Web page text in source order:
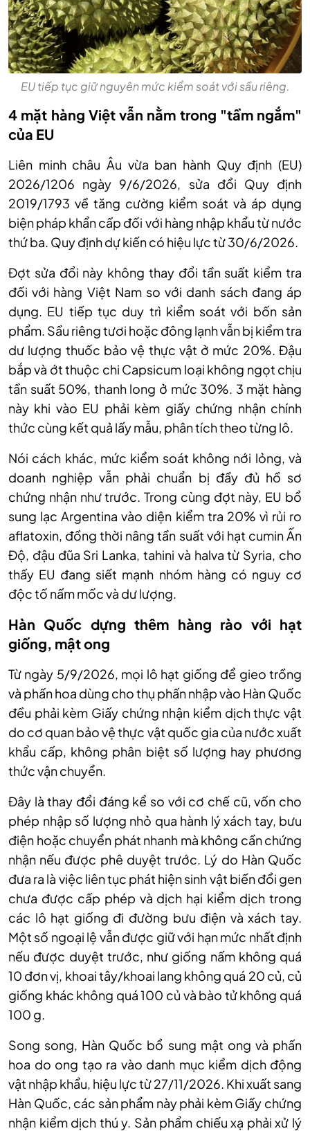
EU tiếp tục giữ nguyên mức kiểm soát với sầu riêng.
4 mặt hàng Việt vẫn nằm trong "tầm ngắm"
của EU
Liên minh châu Âu vừa ban hành Quy định (EU)
2026/1206 ngày 9/6/2026, sửa đổi Quy định
2019/1793 về tăng cường kiểm soát và áp dụng
biện pháp khẩn cấp đối với hàng nhập khẩu từ nước
thứ ba. Quy định dự kiến có hiệu lực từ 30/6/2026.
Đợt sửa đổi này không thay đổi tần suất kiểm tra
đối với hàng Việt Nam so với danh sách đang áp
dụng. EU tiếp tục duy trì kiểm soát với bốn sản
phẩm. Sầu riêng tươi hoặc đông lạnh vẫn bị kiểm tra
dư lượng thuốc bảo vệ thực vật ở mức 20%. Đậu
bắp và ớt thuộc chi Capsicum loại không ngọt chịu
tần suất 50%, thanh long ở mức 30%. 3 mặt hàng
này khi vào EU phải kèm giấy chứng nhận chính
thức cùng kết quả lấy mẫu, phân tích theo từng lô.
Nói cách khác, mức kiểm soát không nới lỏng, và
doanh nghiệp vẫn phải chuẩn bị đầy đủ hồ sơ
chứng nhận như trước. Trong cùng đợt này, EU bổ
sung lạc Argentina vào diện kiểm tra 20% vì rủi ro
aflatoxin, đồng thời nâng tần suất với hạt cumin Ấn
Độ, đậu đũa Sri Lanka, tahini và halva từ Syria, cho
thấy EU đang siết mạnh nhóm hàng có nguy cơ
độc tố nấm mốc và dư lượng.
Hàn Quốc dựng thêm hàng rào với hạt
giống, mật ong
Từ ngày 5/9/2026, mọi lô hạt giống để gieo trồng
và phấn hoa dùng cho thụ phấn nhập vào Hàn Quốc
đều phải kèm Giấy chứng nhận kiểm dịch thực vật
do cơ quan bảo vệ thực vật quốc gia của nước xuất
khẩu cấp, không phân biệt số lượng hay phương
thức vận chuyển.
Đây là thay đổi đáng kể so với cơ chế cũ, vốn cho
phép nhập số lượng nhỏ qua hành lý xách tay, bưu
điện hoặc chuyển phát nhanh mà không cần chứng
nhận nếu được phê duyệt trước. Lý do Hàn Quốc
đưa ra là việc liên tục phát hiện sinh vật biến đổi gen
chưa được cấp phép và dịch hại kiểm dịch trong
các lô hạt giống đi đường bưu điện và xách tay.
Một số ngoại lệ vẫn được giữ với hạn mức nhất định
nếu được duyệt trước, như giống nấm không quá
10 đơn vị, khoai tây/khoai lang không quá 20 củ, củ
giống khác không quá 100 củ và bào tử không quá
100 g.
Song song, Hàn Quốc bổ sung mật ong và phấn
hoa do ong tạo ra vào danh mục kiểm dịch động
vật nhập khẩu, hiệu lực từ 27/11/2026. Khi xuất sang
Hàn Quốc, các sản phẩm này phải kèm Giấy chứng
nhận kiểm dịch thú y. Sản phẩm chiếu xạ phải xử lý